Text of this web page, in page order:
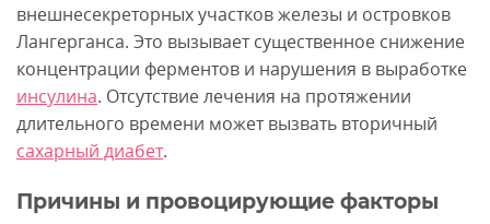
внешнесекреторных участков железы и островков
Лангерганса. Это вызывает существенное снижение
концентрации ферментов и нарушения в выработке
инсулина. Отсутствие лечения на протяжении
длительного времени может вызвать вторичный
сахарный диабет.
Причины и провоцирующие факторы